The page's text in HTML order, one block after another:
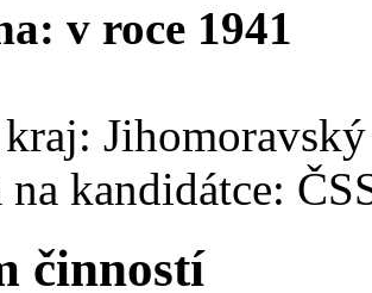
v roce 1941
Jihomoravský
kandidátce:
činností